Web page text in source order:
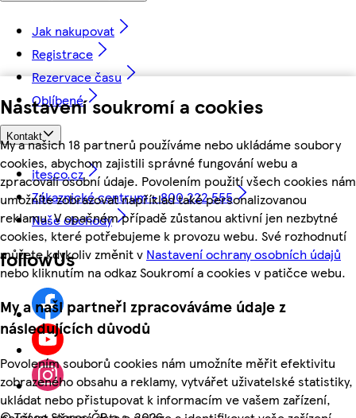
Nastavení soukromí a cookies
My a našich 18 partnerů používáme nebo ukládáme soubory
cookies, abychom zajistili správné fungování webu a
zpracovali osobní údaje. Povolením použití všech cookies nám
umožníte zobrazovat například také personalizovanou
reklamu. V opačném případě zůstanou aktivní jen nezbytné
cookies, které potřebujeme k provozu webu. Své rozhodnutí
můžete kdykoliv změnit v Nastavení ochrany osobních údajů
nebo kliknutím na odkaz Soukromí a cookies v patičce webu.
My a naši partneři zpracováváme údaje z
následujících důvodů
Povolením souborů cookies nám umožníte měřit efektivitu
zobrazeného obsahu a reklamy, vytvářet uživatelské statistiky,
ukládat nebo přistupovat k informacím ve vašem zařízení,
Jak nakupovat
Registrace
Rezervace času
Oblíbené
Kontakt
itesco.cz
Zákaznické centrum - 800 222 555
Naše obchody
followUs